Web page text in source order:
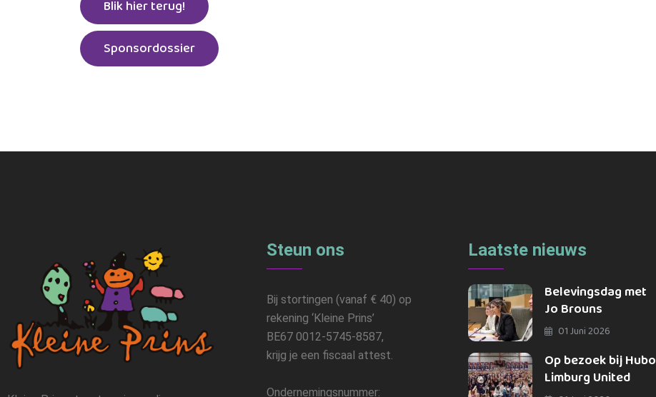
Blik hier terug!
Sponsordossier
Steun ons
Bij stortingen (vanaf € 40) op
rekening ‘Kleine Prins’
BE67 0012-5745-8587,
krijg je een fiscaal attest.
Ondernemingsnummer:
Laatste nieuws
Belevingsdag met
Jo Brouns
01 Juni 2026
Op bezoek bij Hubo
Limburg United